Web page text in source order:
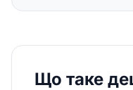
Що таке